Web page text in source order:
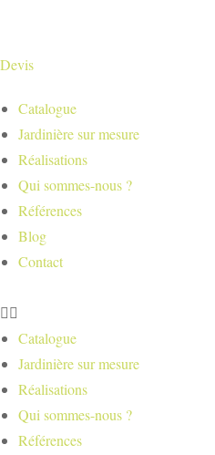
Devis
Catalogue
Jardinière sur mesure
Réalisations
Qui sommes-nous ?
Références
Blog
Contact
Catalogue
Jardinière sur mesure
Réalisations
Qui sommes-nous ?
Références